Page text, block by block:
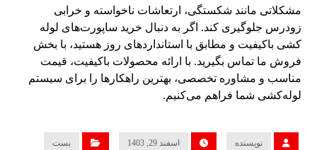
مشکلاتی مانند شکستگی، ارتعاشات ناخواسته و خرابی
زودرس جلوگیری کند. اگر به دنبال خرید ساپورت‌های لوله
کشی باکیفیت و مطابق با استانداردهای روز هستید، با بخش
فروش ما تماس بگیرید. با ارائه محصولات باکیفیت، قیمت
مناسب و مشاوره تخصصی، بهترین راهکارها را برای سیستم
لوله‌کشی شما فراهم می‌کنیم.
نویسنده اسفند 29, 1403 بست